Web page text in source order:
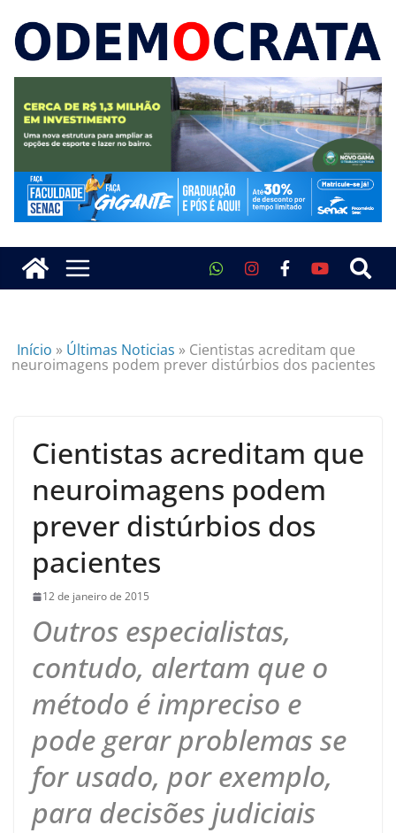
Início » Últimas Noticias » Cientistas acreditam que
neuroimagens podem prever distúrbios dos pacientes
Cientistas acreditam que
neuroimagens podem
prever distúrbios dos
pacientes
12 de janeiro de 2015
Outros especialistas,
contudo, alertam que o
método é impreciso e
pode gerar problemas se
for usado, por exemplo,
para decisões judiciais